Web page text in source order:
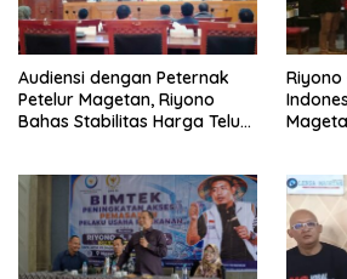
Audiensi dengan Peternak
Petelur Magetan, Riyono
Bahas Stabilitas Harga Telur